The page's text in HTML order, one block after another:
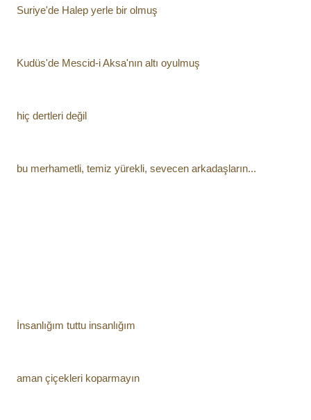
Suriye'de Halep yerle bir olmuş
Kudüs'de Mescid-i Aksa'nın altı oyulmuş
hiç dertleri değil
bu merhametli, temiz yürekli, sevecen arkadaşların...
İnsanlığım tuttu insanlığım
aman çiçekleri koparmayın